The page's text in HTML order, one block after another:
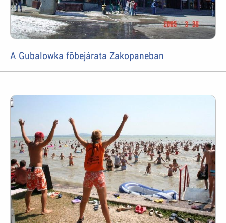
A Gubalowka fõbejárata Zakopaneban